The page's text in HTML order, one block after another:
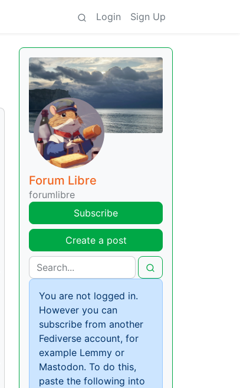
Login Sign Up
Forum Libre
forumlibre
Subscribe
Create a post
You are not logged in.
However you can
subscribe from another
Fediverse account, for
example Lemmy or
Mastodon. To do this,
paste the following into